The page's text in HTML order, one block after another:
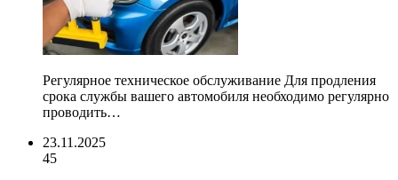
Регулярное техническое обслуживание Для продления
срока службы вашего автомобиля необходимо регулярно
проводить…
23.11.2025
45